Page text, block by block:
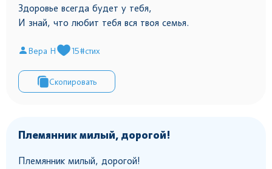
Здоровье всегда будет у тебя,
И знай, что любит тебя вся твоя семья.
Вера Н 15#стих
Скопировать
Племянник милый, дорогой!
Племянник милый, дорогой!